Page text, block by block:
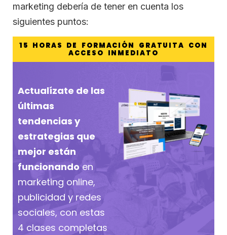
marketing debería de tener en cuenta los
siguientes puntos:
15 HORAS DE FORMACIÓN GRATUITA CON
ACCESO INMEDIATO
Actualízate de las
últimas
tendencias y
estrategias que
mejor están
funcionandoen
marketing online,
publicidad y redes
sociales, con estas
4 clases completas